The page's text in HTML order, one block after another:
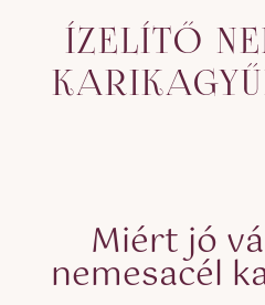
ÍZELÍTŐ
Miért jó
nemesacél